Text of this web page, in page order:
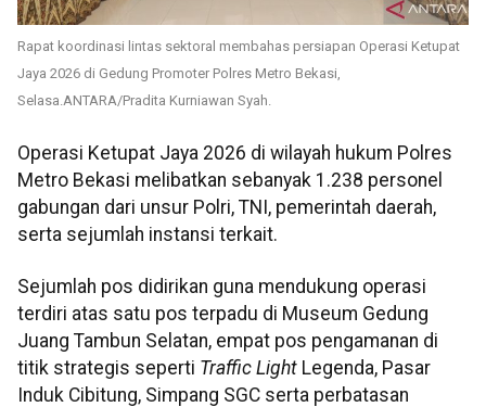
Rapat koordinasi lintas sektoral membahas persiapan Operasi Ketupat
Jaya 2026 di Gedung Promoter Polres Metro Bekasi,
Selasa.ANTARA/Pradita Kurniawan Syah.
Operasi Ketupat Jaya 2026 di wilayah hukum Polres
Metro Bekasi melibatkan sebanyak 1.238 personel
gabungan dari unsur Polri, TNI, pemerintah daerah,
serta sejumlah instansi terkait.
Sejumlah pos didirikan guna mendukung operasi
terdiri atas satu pos terpadu di Museum Gedung
Juang Tambun Selatan, empat pos pengamanan di
titik strategis seperti Traffic Light Legenda, Pasar
Induk Cibitung, Simpang SGC serta perbatasan